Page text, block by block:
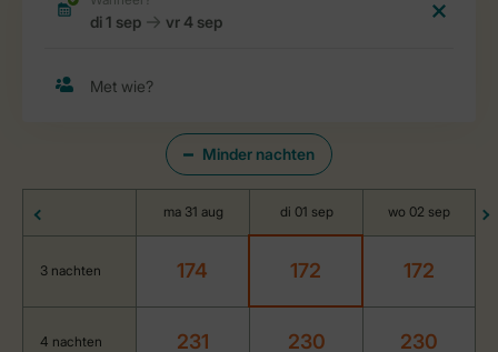
Minder nachten
ma 31 aug di 01 sep wo 02 sep
3 nachten 174 172 172
4 nachten 231 230 230